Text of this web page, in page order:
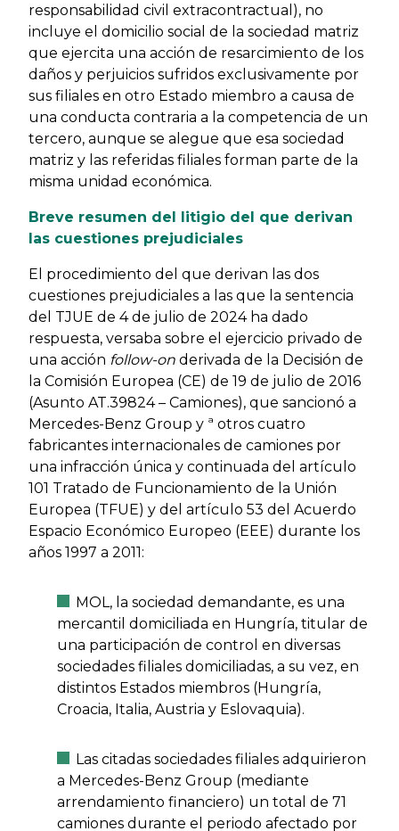
responsabilidad civil extracontractual), no
incluye el domicilio social de la sociedad matriz
que ejercita una acción de resarcimiento de los
daños y perjuicios sufridos exclusivamente por
sus filiales en otro Estado miembro a causa de
una conducta contraria a la competencia de un
tercero, aunque se alegue que esa sociedad
matriz y las referidas filiales forman parte de la
misma unidad económica.
Breve resumen del litigio del que derivan
las cuestiones prejudiciales
El procedimiento del que derivan las dos
cuestiones prejudiciales a las que la sentencia
del TJUE de 4 de julio de 2024 ha dado
respuesta, versaba sobre el ejercicio privado de
una acción follow-on derivada de la Decisión de
la Comisión Europea (CE) de 19 de julio de 2016
(Asunto AT.39824 – Camiones), que sancionó a
Mercedes-Benz Group y ª otros cuatro
fabricantes internacionales de camiones por
una infracción única y continuada del artículo
101 Tratado de Funcionamiento de la Unión
Europea (TFUE) y del artículo 53 del Acuerdo
Espacio Económico Europeo (EEE) durante los
años 1997 a 2011:
MOL, la sociedad demandante, es una
mercantil domiciliada en Hungría, titular de
una participación de control en diversas
sociedades filiales domiciliadas, a su vez, en
distintos Estados miembros (Hungría,
Croacia, Italia, Austria y Eslovaquia).
Las citadas sociedades filiales adquirieron
a Mercedes-Benz Group (mediante
arrendamiento financiero) un total de 71
camiones durante el periodo afectado por